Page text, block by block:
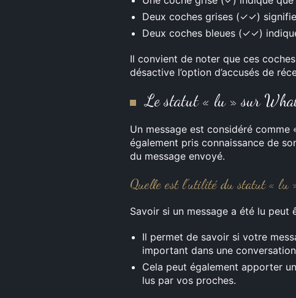
Deux coches grises (✓✓)
Deux coches bleues (✓✓)
Il convient de noter que ces
désactive l’option d’accusés de
Le statut « lu » sur
Un message est considéré
également pris connaissance de
du message envoyé.
Quelle est l’utilité du statut « lu
Savoir si un message a été lu peut
Il permet de savoir si votre
important dans une
Cela peut également apporter
lus par vos proches.